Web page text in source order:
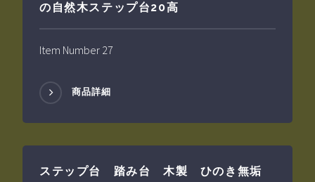
の自然木ステップ台20高
Item Number 27
商品詳細
ステップ台 踏み台 木製 ひのき無垢